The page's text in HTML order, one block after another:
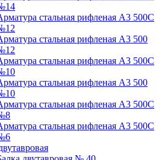
стальная рифленая А3 500С
стальная рифленая А3 500
стальная рифленая А3 500С
стальная рифленая А3 500
стальная рифленая А3 500С
стальная рифленая А3 500С